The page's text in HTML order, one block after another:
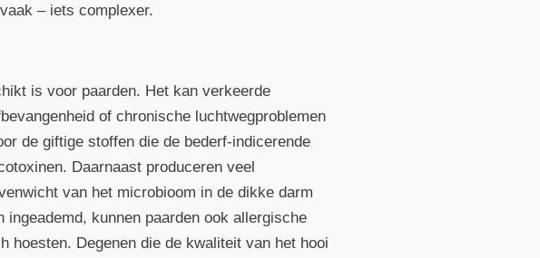
– iets complexer.
is voor paarden. Het kan verkeerde
of chronische luchtwegproblemen
de giftige stoffen die de bederf-indicerende
Daarnaast produceren veel
van het microbioom in de dikke darm
kunnen paarden ook allergische
Degenen die de kwaliteit van het hooi